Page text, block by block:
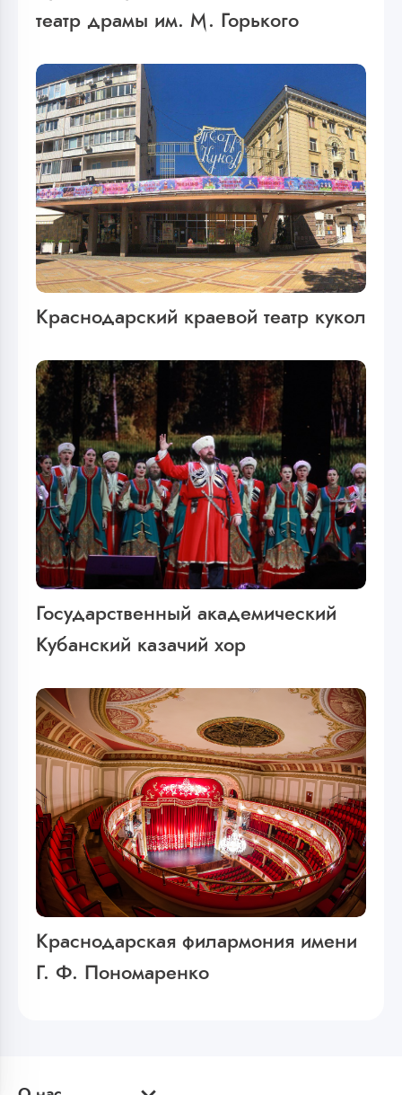
театр драмы им. М. Горького
Краснодарский краевой театр кукол
Государственный академический
Кубанский казачий хор
Краснодарская филармония имени
Г. Ф. Пономаренко